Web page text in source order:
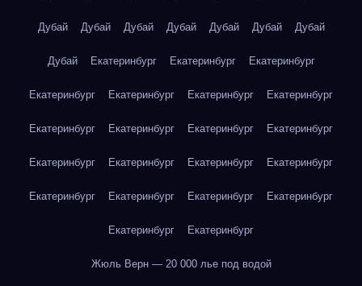
Дубай Дубай Дубай Дубай Дубай Дубай Дубай
Дубай Екатеринбург Екатеринбург Екатеринбург
Екатеринбург Екатеринбург Екатеринбург Екатеринбург
Екатеринбург Екатеринбург Екатеринбург Екатеринбург
Екатеринбург Екатеринбург Екатеринбург Екатеринбург
Екатеринбург Екатеринбург Екатеринбург Екатеринбург
Екатеринбург Екатеринбург
Жюль Верн — 20 000 лье под водой